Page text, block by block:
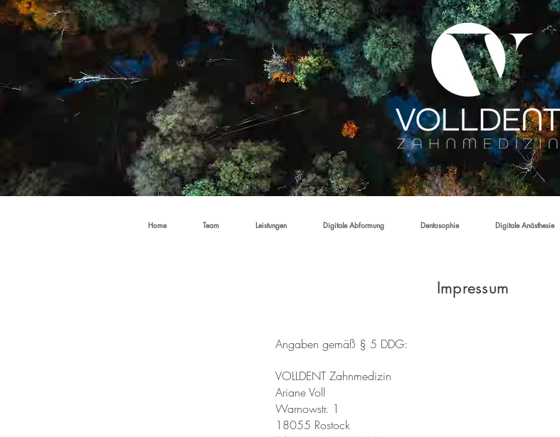
Home Team Leistungen Digitale Abformung Dentosophie Digitale Anästhesie
Impressum
​Angaben gemäß § 5 DDG:
VOLLDENT Zahnmedizin
Ariane Voll
Warnowstr. 1
18055 Rostock